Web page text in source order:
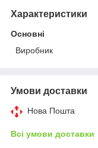
Характеристики
Основні
Виробник
Умови доставки
Нова Пошта
Всі умови доставки